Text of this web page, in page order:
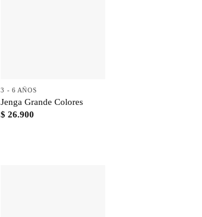
3 - 6 AÑOS
Jenga Grande Colores
$ 26.900